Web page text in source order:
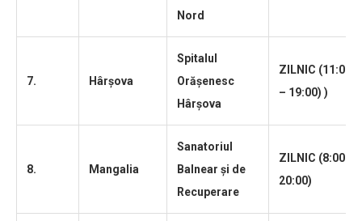
Nord
7. Hârşova
Spitalul
Orășenesc
Hârșova
ZILNIC (11:00
– 19:00) )
8. Mangalia
Sanatoriul
Balnear şi de
Recuperare
ZILNIC (8:00 –
20:00)